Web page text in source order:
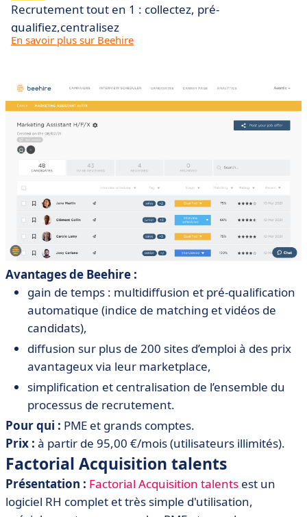
Recrutement tout en 1 : collectez, pré-
qualifiez,centralisez
En savoir plus sur Beehire
Avantages de Beehire :
gain de temps : multidiffusion et pré-qualification
automatique (indice de matching et vidéos de
candidats),
diffusion sur plus de 200 sites d’emploi à des prix
avantageuxvia leur marketplace,
simplification et centralisation de l’ensemble du
processus de recrutement.
Pour qui : PME et grands comptes.
Prix : à partir de 95,00 €/mois (utilisateurs illimités).
Factorial Acquisition talents
Présentation : Factorial Acquisition talents est un
logiciel RH complet et très simple d'utilisation,